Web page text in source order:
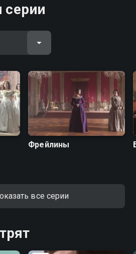
серии
Фрейлины
все серии